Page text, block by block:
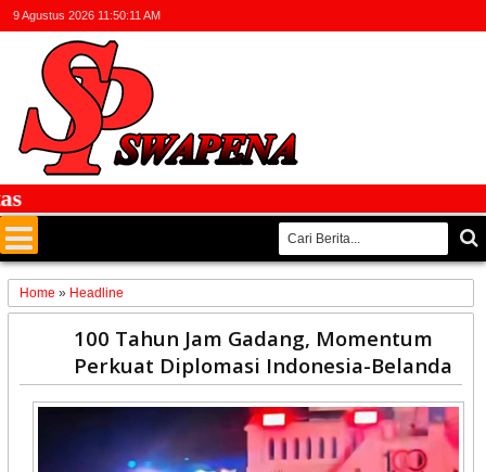
9 Agustus 2026 11:50:12 AM
Home » Headline
100 Tahun Jam Gadang, Momentum
Perkuat Diplomasi Indonesia-Belanda